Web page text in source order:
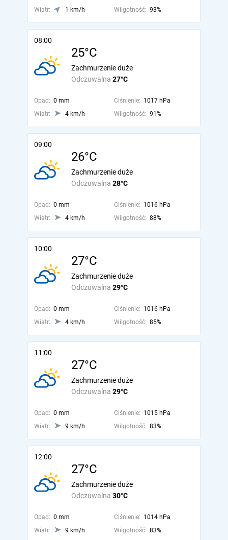
Wiatr: 1 km/h Wilgotność: 93%
08:00
25°C
Odczuwalna 27°C
Zachmurzenie duże
Opad: 0 mm Ciśnienie: 1017 hPa
Wiatr:
4 km/h Wilgotność: 91%
09:00
26°C
Odczuwalna 28°C
Zachmurzenie duże
Opad: 0 mm Ciśnienie: 1016 hPa
Wiatr:
4 km/h Wilgotność: 88%
10:00
27°C
Odczuwalna 29°C
Zachmurzenie duże
Opad: 0 mm Ciśnienie: 1016 hPa
Wiatr:
4 km/h Wilgotność: 85%
11:00
27°C
Odczuwalna 29°C
Zachmurzenie duże
Opad: 0 mm Ciśnienie: 1015 hPa
Wiatr:
9 km/h Wilgotność: 83%
12:00
27°C
Odczuwalna 30°C
Zachmurzenie duże
Opad: 0 mm Ciśnienie: 1014 hPa
Wiatr:
9 km/h Wilgotność: 83%